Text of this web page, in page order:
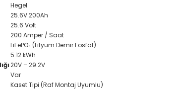
Hegel
25.6V 200Ah
25.6 Volt
200 Amper / Saat
LiFePO₄ (Lityum Demir Fosfat)
5.12 kWh
20V – 29.2V
Var
Kaset Tipi (Raf Montaj Uyumlu)